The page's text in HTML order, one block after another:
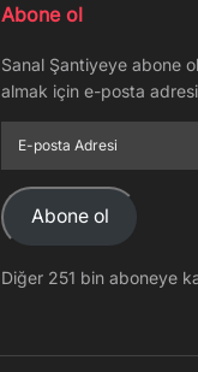
Abone ol
Sanal Şantiyeye abone
almak için e-posta
posta
Adresi
Abone ol
Diğer 251 bin aboneye